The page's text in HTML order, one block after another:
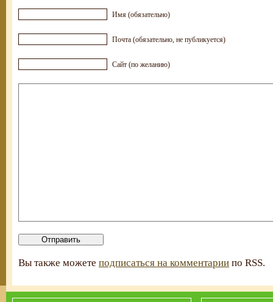
Имя (обязательно)
Почта (обязательно, не публикуется)
Сайт (по желанию)
Вы также можете подписаться на комментарии по RSS.